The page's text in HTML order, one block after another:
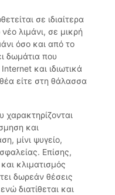
σε ιδιαίτερα
λιμάνι, σε μικρή
όσο και από το
δωμάτια που
και ιδιωτικά
είτε στη θάλασσα
χαρακτηρίζονται
και
μίνι ψυγείο,
Επίσης,
κλιματισμός
δωρεάν θέσεις
διατίθεται και